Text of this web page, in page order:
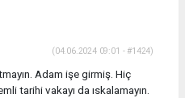
(04.06.2024 09:01 - #1424)
Adam işe girmiş. Hiç
tarihi vakayı da ıskalamayın.